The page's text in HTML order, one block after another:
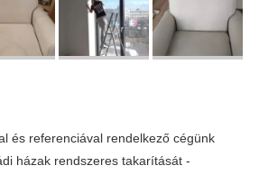
és referenciával rendelkező cégünk
házak rendszeres takarítását -